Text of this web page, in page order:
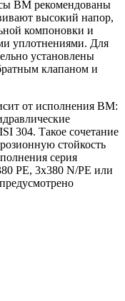
BM рекомендованы
высокий напор,
компоновки и
уплотнениями. Для
установлены
клапаном и
от исполнения BM:
304. Такое сочетание
стойкость
серия
PE, 3x380 N/PE или